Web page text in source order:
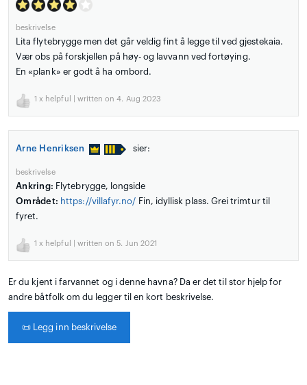
beskrivelse
Lita flytebrygge men det går veldig fint å legge til ved gjestekaia.
Vær obs på forskjellen på høy- og lavvann ved fortøying.
En «plank» er godt å ha ombord.
1 x helpful | written on 4. Aug 2023
Arne Henriksen sier:
beskrivelse
Ankring: Flytebrygge, longside
Området: https://villafyr.no/ Fin, idyllisk plass. Grei trimtur til
fyret.
1 x helpful | written on 5. Jun 2021
Er du kjent i farvannet og i denne havna? Da er det til stor hjelp for
andre båtfolk om du legger til en kort beskrivelse.
📜 Legg inn beskrivelse